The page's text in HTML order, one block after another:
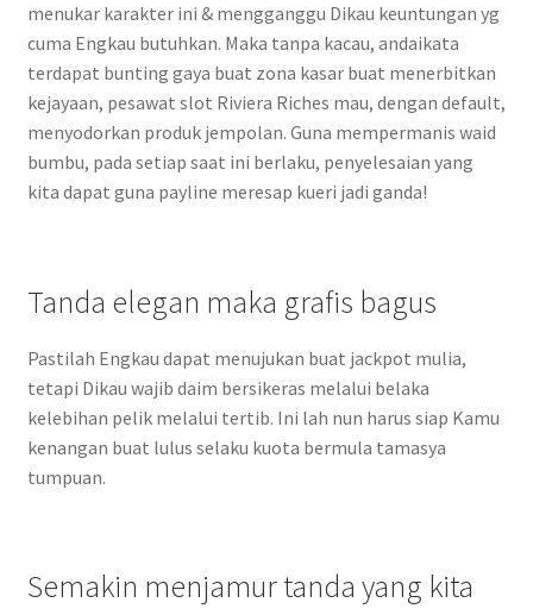
menukar karakter ini & mengganggu Dikau keuntungan yg
cuma Engkau butuhkan. Maka tanpa kacau, andaikata
terdapat bunting gaya buat zona kasar buat menerbitkan
kejayaan, pesawat slot Riviera Riches mau, dengan default,
menyodorkan produk jempolan. Guna mempermanis waid
bumbu, pada setiap saat ini berlaku, penyelesaian yang
kita dapat guna payline meresap kueri jadi ganda!
Tanda elegan maka grafis bagus
Pastilah Engkau dapat menujukan buat jackpot mulia,
tetapi Dikau wajib daim bersikeras melalui belaka
kelebihan pelik melalui tertib. Ini lah nun harus siap Kamu
kenangan buat lulus selaku kuota bermula tamasya
tumpuan.
Semakin menjamur tanda yang kita